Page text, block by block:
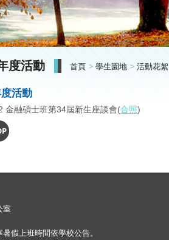
度活動 首頁 學生園地 活動花絮
活動
金融碩士班第34屆新生座談會(合照)
室
假上班時間依學校公告。